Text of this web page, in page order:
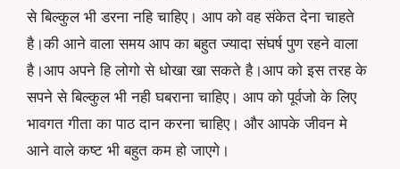
से बिल्कुल भी डरना नहि चाहिए। आप को वह संकेत देना चाहते
है।की आने वाला समय आप का बहुत ज्यादा संघर्ष पुण रहने वाला
है।आप अपने हि लोगो से धोखा खा सकते है।आप को इस तरह के
सपने से बिल्कुल भी नही घबराना चाहिए। आप को पूर्वजो के लिए
भावगत गीता का पाठ दान करना चाहिए। और आपके जीवन मे
आने वाले कष्ट भी बहुत कम हो जाएगे।